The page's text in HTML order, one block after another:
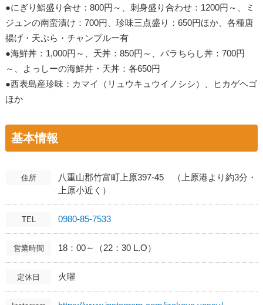
●にぎり鮨盛り合せ：800円～、刺身盛り合わせ：1200円～、ミ
ジュンの南蛮漬け：700円、珍味三点盛り：650円ほか、各種唐
揚げ・天ぷら・チャンプルー有
●海鮮丼：1,000円～、天丼：850円～、バラちらし丼：700円
～、よっしーの海鮮丼・天丼：各650円
●西表島産珍味：カマイ（リュウキュウイノシシ）、ヒカゲヘゴ
ほか
基本情報
住所
八重山郡竹富町上原397-45 （上原港より約3分・
上原小近く）
TEL 0980-85-7533
営業時間 18：00～（22：30 L.O）
定休日 火曜